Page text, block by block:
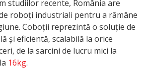
studiilor recente, România are
roboți industriali pentru a rămâne
Coboții reprezintă o soluție de
și eficientă, scalabilă la orice
de la sarcini de lucru mici la
16kg.